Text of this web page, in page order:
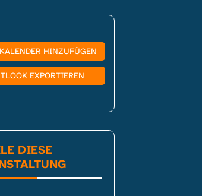
HINZUFÜGEN
EXPORTIEREN
DIESE